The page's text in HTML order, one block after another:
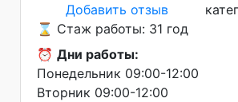
Добавить отзыв
⌛ Стаж работы: 31 год
⏰ Дни работы:
Понедельник 09:00-12:00
Вторник 09:00-12:00